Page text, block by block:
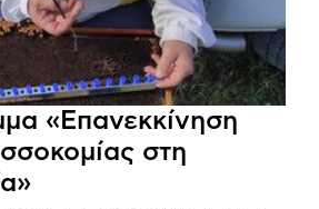
«Επανεκκίνηση
στη